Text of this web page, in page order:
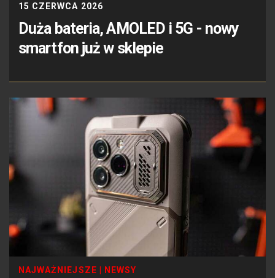
15 CZERWCA 2026
Duża bateria, AMOLED i 5G - nowy
smartfon już w sklepie
NAJWAŻNIEJSZE
NEWSY